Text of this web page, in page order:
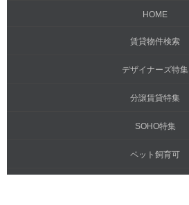
HOME
賃貸物件検索
デザイナーズ特集
分譲賃貸特集
SOHO特集
ペット飼育可